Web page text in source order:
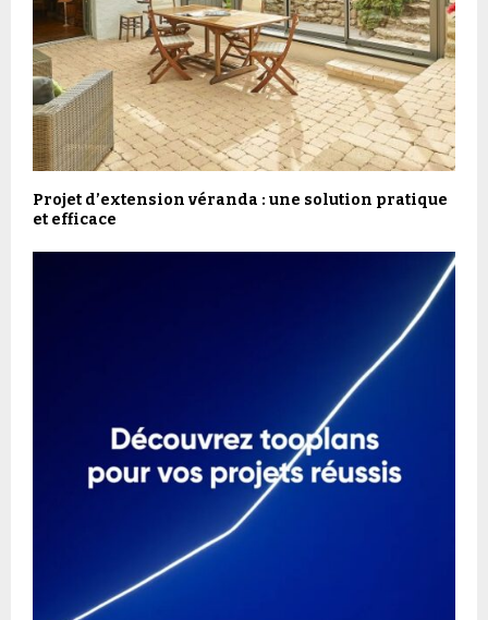
Projet d’extension véranda : une solution pratique
et efficace